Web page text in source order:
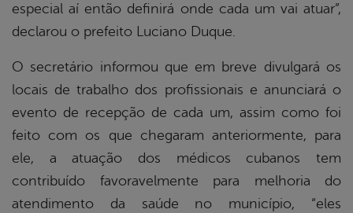
especial aí então definirá onde cada um vai atuar”,
declarou o prefeito Luciano Duque.
O secretário informou que em breve divulgará os
locais de trabalho dos profissionais e anunciará o
evento de recepção de cada um, assim como foi
feito com os que chegaram anteriormente, para
ele, a atuação dos médicos cubanos tem
contribuído favoravelmente para melhoria do
atendimento da saúde no município, “eles